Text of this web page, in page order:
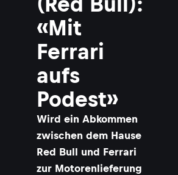
«Mit
Ferrari
aufs
Podest»
​Wird ein Abkommen
zwischen dem Hause
Red Bull und Ferrari
zur Motorenlieferung